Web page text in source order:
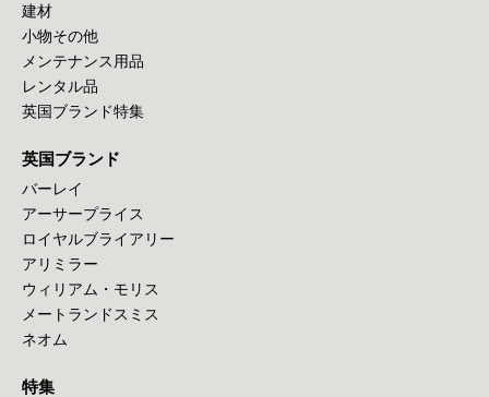
建材
小物その他
メンテナンス用品
レンタル品
英国ブランド特集
英国ブランド
バーレイ
アーサープライス
ロイヤルブライアリー
アリミラー
ウィリアム・モリス
メートランドスミス
ネオム
特集